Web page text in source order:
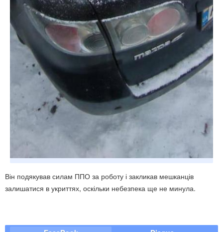
Він подякував силам ППО за роботу і закликав мешканців
залишатися в укриттях, оскільки небезпека ще не минула.